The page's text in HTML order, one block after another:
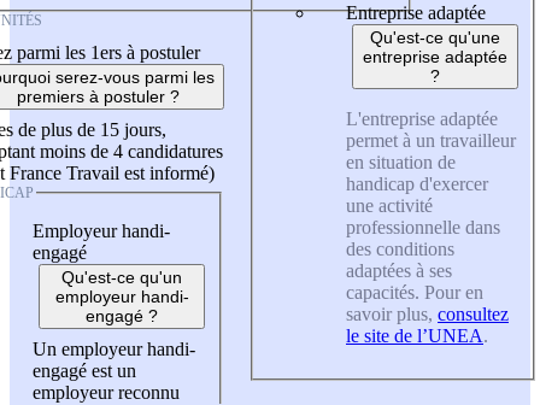
parmi les 1ers à postuler
serez-vous parmi les
premiers à postuler ?
de plus de 15 jours,
moins de 4 candidatures
France Travail est informé)
Employeur handi-
engagé
Qu'est-ce qu'un
employeur handi-
engagé ?
Un employeur handi-
engagé est un
employeur reconnu
Entreprise adaptée
Qu'est-ce qu'une
entreprise adaptée
?
L'entreprise adaptée
permet à un travailleur
en situation de
handicap d'exercer
une activité
professionnelle dans
des conditions
adaptées à ses
capacités. Pour en
savoir plus, consultez
le site de l’UNEA.